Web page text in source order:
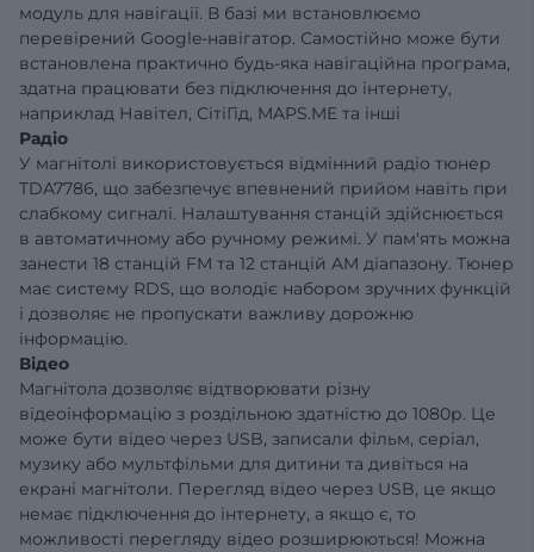
модуль для навігації. В базі ми встановлюємо
перевірений Google-навігатор. Самостійно може бути
встановлена ​​практично будь-яка навігаційна програма,
здатна працювати без підключення до інтернету,
наприклад Навітел, СітіГід, MAPS.ME та інші
Радіо
У магнітолі використовується відмінний радіо тюнер
TDA7786, що забезпечує впевнений прийом навіть при
слабкому сигналі. Налаштування станцій здійснюється
в автоматичному або ручному режимі. У пам'ять можна
занести 18 станцій FM та 12 станцій AM діапазону. Тюнер
має систему RDS, що володіє набором зручних функцій
і дозволяє не пропускати важливу дорожню
інформацію.
Відео
Магнітола дозволяє відтворювати різну
відеоінформацію з роздільною здатністю до 1080р. Це
може бути відео через USB, записали фільм, серіал,
музику або мультфільми для дитини та дивіться на
екрані магнітоли. Перегляд відео через USB, це якщо
немає підключення до інтернету, а якщо є, то
можливості перегляду відео розширюються! Можна